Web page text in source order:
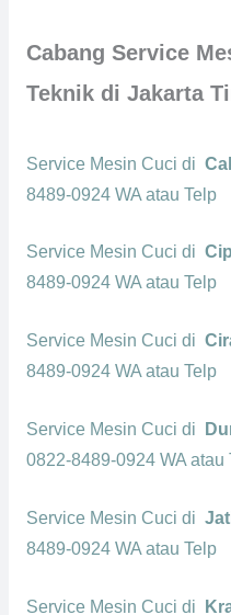
Cabang Service
Teknik di Jakarta
Service Mesin Cuci di
8489-0924 WA atau Telp
Service Mesin Cuci di
8489-0924 WA atau Telp
Service Mesin Cuci di
8489-0924 WA atau Telp
Service Mesin Cuci di
0822-8489-0924 WA atau
Service Mesin Cuci di
8489-0924 WA atau Telp
Service Mesin Cuci di